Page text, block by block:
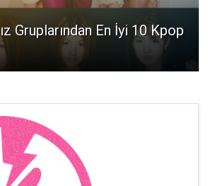
Gruplarından En İyi 10 Kpop